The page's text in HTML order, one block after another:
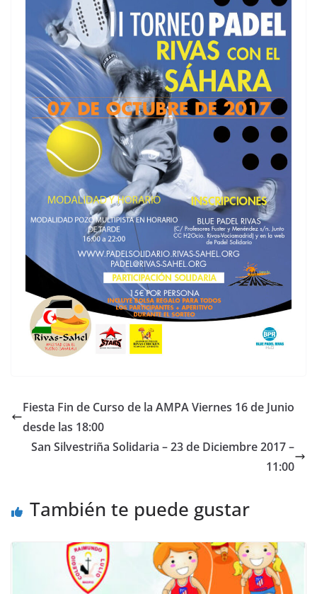
Fiesta Fin de Curso de la AMPA Viernes 16 de Junio
desde las 18:00
San Silvestriña Solidaria – 23 de Diciembre 2017 –
11:00
También te puede gustar